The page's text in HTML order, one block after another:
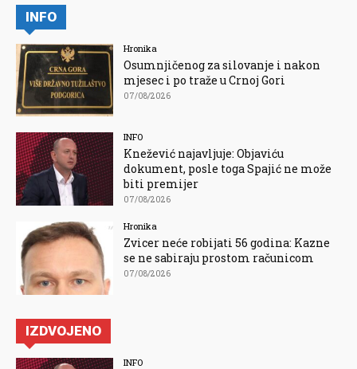
INFO
Hronika
Osumnjičenog za silovanje i nakon
mjesec i po traže u Crnoj Gori
07/08/2026
INFO
Knežević najavljuje: Objaviću
dokument, posle toga Spajić ne može
biti premijer
07/08/2026
Hronika
Zvicer neće robijati 56 godina: Kazne
se ne sabiraju prostom računicom
07/08/2026
IZDVOJENO
INFO